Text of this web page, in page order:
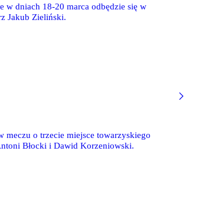
w dniach 18-20 marca odbędzie się w
Jakub Zieliński.
meczu o trzecie miejsce towarzyskiego
Błocki i Dawid Korzeniowski.